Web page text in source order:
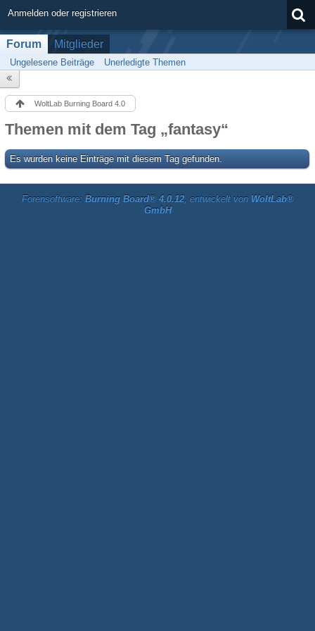
Anmelden oder registrieren
Forum Mitglieder
Ungelesene Beiträge Unerledigte Themen
WoltLab Burning Board 4.0
Themen mit dem Tag „fantasy“
Es wurden keine Einträge mit diesem Tag gefunden.
Forensoftware: Burning Board® 4.0.12, entwickelt von WoltLab®
GmbH